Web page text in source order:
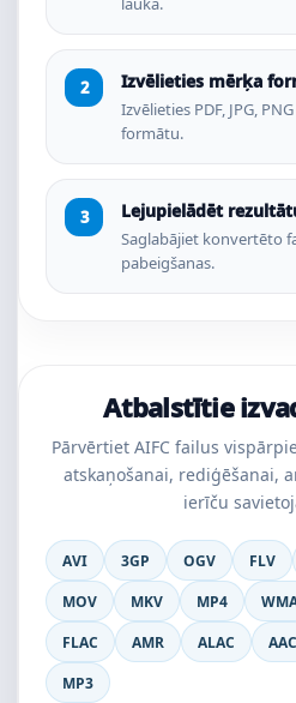
Izvēlieties mērķa
Izvēlieties PDF, JPG,
formātu.
Lejupielādēt
Saglabājiet konvertēto
pabeigšanas.
Atbalstītie
Pārvērtiet AIFC failus
atskaņošanai, rediģēšanai,
ierīču
AVI 3GP OGV FLV
MOV
MKV MP4
FLAC
AMR ALAC AAC
MP3